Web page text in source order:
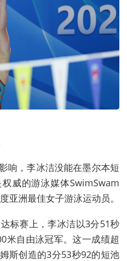
响，李冰洁没能在墨尔本短
威的游泳媒体SwimSwam
亚洲最佳女子游泳运动员。
标赛上，李冰洁以3分51秒
米自由泳冠军。这一成绩超
斯创造的3分53秒92的短池